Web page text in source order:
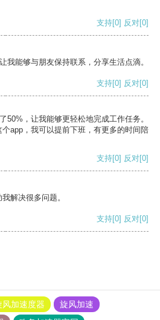
支持[0] 反对[0]
我能够与朋友保持联系，分享生活点滴。
支持[0] 反对[0]
50%，让我能够更轻松地完成工作任务。
app，我可以提前下班，有更多的时间陪
支持[0] 反对[0]
解决很多问题。
支持[0] 反对[0]
风加速度器
旋风加速